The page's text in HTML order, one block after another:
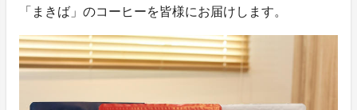
「まきば」のコーヒーを皆様にお届けします。